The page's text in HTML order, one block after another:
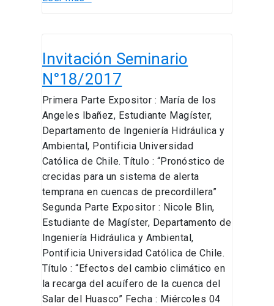
Invitación Seminario
N°18/2017
Primera Parte Expositor : María de los
Angeles Ibañez, Estudiante Magíster,
Departamento de Ingeniería Hidráulica y
Ambiental, Pontificia Universidad
Católica de Chile. Título : “Pronóstico de
crecidas para un sistema de alerta
temprana en cuencas de precordillera”
Segunda Parte Expositor : Nicole Blin,
Estudiante de Magíster, Departamento de
Ingeniería Hidráulica y Ambiental,
Pontificia Universidad Católica de Chile.
Título : “Efectos del cambio climático en
la recarga del acuífero de la cuenca del
Salar del Huasco” Fecha : Miércoles 04
Seminario
N°18/2017